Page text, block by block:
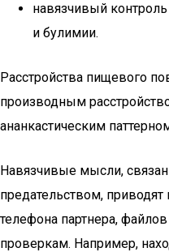
навязчивый
и булимии.
Расстройства пищевого
производным
ананкастическим
Навязчивые мысли,
предательством,
телефона партнера,
проверкам. Например,